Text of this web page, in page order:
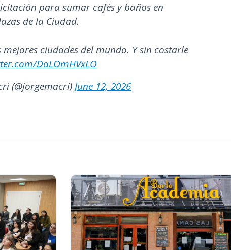
para sumar cafés y baños en
de la Ciudad.
mejores ciudades del mundo. Y sin costarle
DaLOmHVxLO
(@jorgemacri)June 12, 2026